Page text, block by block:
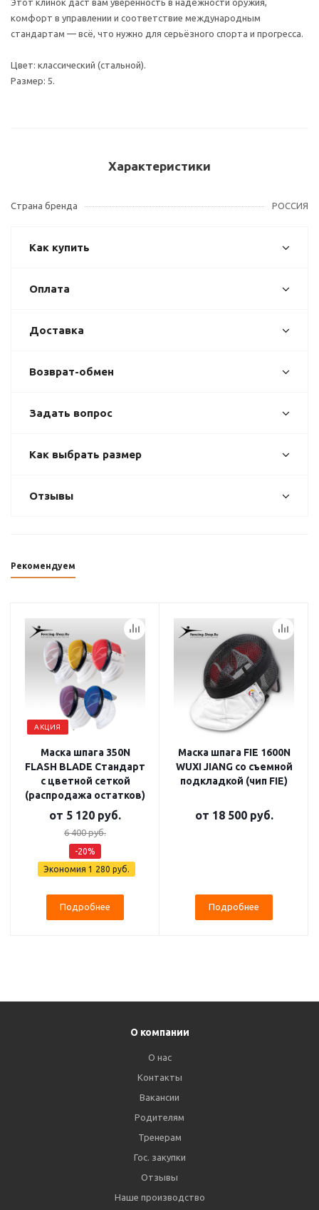
Этот клинок даст вам уверенность в надёжности оружия,
комфорт в управлении и соответствие международным
стандартам — всё, что нужно для серьёзного спорта и прогресса.
Цвет: классический (стальной).
Размер: 5.
Характеристики
Страна бренда РОССИЯ
Как купить
Оплата
Доставка
Возврат-обмен
Задать вопрос
Как выбрать размер
Отзывы
Рекомендуем
АКЦИЯ
Маска шпага 350N
FLASH BLADE Стандарт
с цветной сеткой
(распродажа остатков)
от 5 120 руб.
6 400 руб.
-20%
Экономия 1 280 руб.
Подробнее
Маска шпага FIE 1600N
WUXI JIANG со съемной
подкладкой (чип FIE)
от 18 500 руб.
Подробнее
О компании
О нас
Контакты
Вакансии
Родителям
Тренерам
Гос. закупки
Отзывы
Наше производство